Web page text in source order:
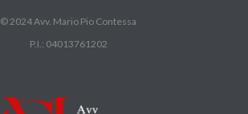
© 2024 Avv. Mario Pio Contessa
P.I.: 04013761202